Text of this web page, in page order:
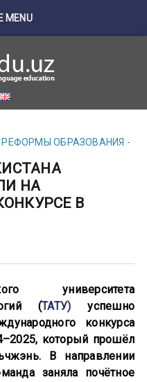
MENU
РЕФОРМЫ ОБРАЗОВАНИЯ -
НА
В
университета
(ТАТУ) успешно
конкурса
который прошёл
В направлении
заняла почётное